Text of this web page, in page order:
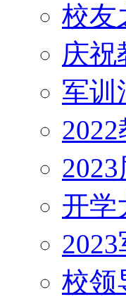
校友
庆祝
军训
开学
2023
校领